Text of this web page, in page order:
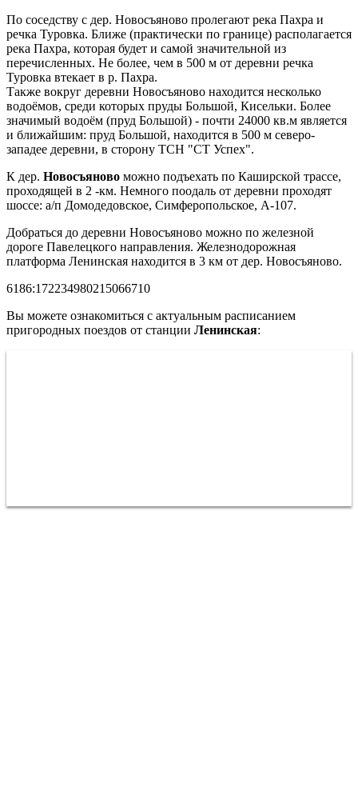
По соседству с дер. Новосъяново пролегают река Пахра и
речка Туровка. Ближе (практически по границе) располагается
река Пахра, которая будет и cамой значительной из
перечисленных. Не более, чем в 500 м от деревни речка
Туровка втекает в р. Пахра.
Также вокруг деревни Новосъяново находится несколько
водоёмов, среди которых пруды Большой, Кисельки. Более
значимый водоём (пруд Большой) - почти 24000 кв.м является
и ближайшим: пруд Большой, находится в 500 м северо-
западее деревни, в сторону ТСН "СТ Успех".
К дер. Новосъяново можно подъехать по Каширской трассе,
проходящей в 2 -км. Немного поодаль от деревни проходят
шоссе: а/п Домодедовское, Симферопольское, A-107.
Добраться до деревни Новосъяново можно по железной
дороге Павелецкого направления. Железнодорожная
платформа Ленинская находится в 3 км от дер. Новосъяново.
6186:172234980215066710
Вы можете ознакомиться с актуальным расписанием
пригородных поездов от станции Ленинская: